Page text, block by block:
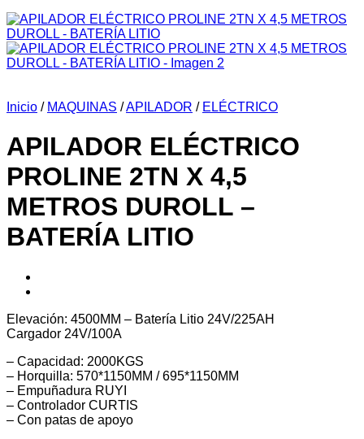
Inicio / MAQUINAS /APILADOR / ELÉCTRICO
APILADOR ELÉCTRICO
PROLINE 2TN X 4,5
METROS DUROLL –
BATERÍA LITIO
Elevación: 4500MM – Batería Litio 24V/225AH
Cargador 24V/100A
– Capacidad: 2000KGS
– Horquilla: 570*1150MM / 695*1150MM
– Empuñadura RUYI
– Controlador CURTIS
– Con patas de apoyo